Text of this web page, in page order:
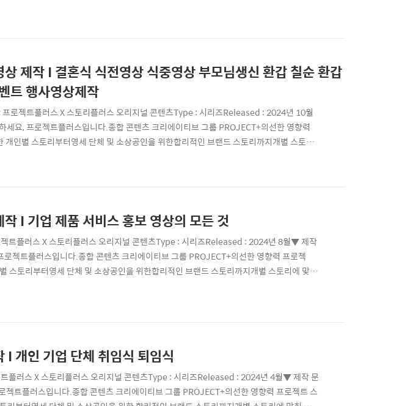
제작 I 결혼식 식전영상 식중영상 부모님생신 환갑 칠순 환갑
트 행사영상제작
로젝트플러스 X 스토리플러스 오리지널 콘텐츠Type : 시리즈Released : 2024년 10월
요, 프로젝트플러스입니다.종합 콘텐츠 크리에이티브 그룹 PROJECT+의선한 영향력
인별 스토리부터영세 단체 및 소상공인을 위한합리적인 브랜드 스토리까지개별 스토리
하나뿐인 특별한 스토리로제작해 드립니다. 스토리플러스부모님 감사 영상 제작#부모
I 기업 제품 서비스 홍보 영상의 모든 것
트플러스 X 스토리플러스 오리지널 콘텐츠Type : 시리즈Released : 2024년 8월▼ 제작
젝트플러스입니다.종합 콘텐츠 크리에이티브 그룹 PROJECT+의선한 영향력 프로젝
스토리부터영세 단체 및 소상공인을 위한합리적인 브랜드 스토리까지개별 스토리에 맞춰
인 특별한 스토리로제작해 드립니다. 스토리플러스 브랜드 영상 제작기업/제품/서비스
개인 기업 단체 취임식 퇴임식
플러스 X 스토리플러스 오리지널 콘텐츠Type : 시리즈Released : 2024년 4월▼ 제작 문
트플러스입니다.종합 콘텐츠 크리에이티브 그룹 PROJECT+의선한 영향력 프로젝트 스